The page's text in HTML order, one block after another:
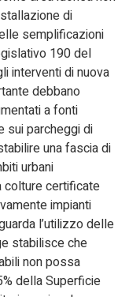
di
semplificazioni
190 del
interventi di nuova
debbano
a fonti
sui parcheggi di
una fascia di
urbani
colture certificate
impianti
l’utilizzo delle
stabilisce che
non possa
della Superficie